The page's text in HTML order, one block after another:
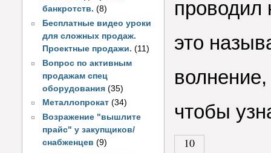
банкротств. (8)
Бесплатные видео уроки
для сложных продаж.
Проектные продажи. (11)
Вопрос по активным
продажам спец
оборудования (35)
Металлопрокат (34)
Возражение "вышлите
прайс" у закупщиков/
снабженцев (9)
проводил
это
чтобы
10